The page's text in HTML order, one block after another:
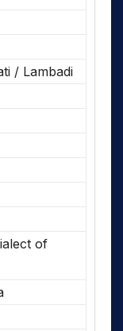
/ Lambadi
of